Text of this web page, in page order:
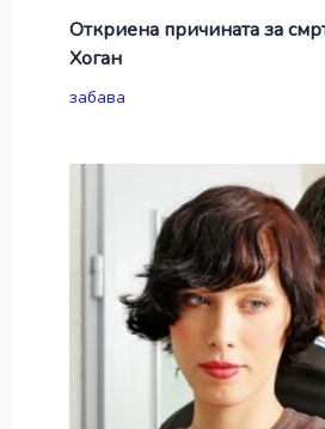
Откриена причината за
Хоган
забава